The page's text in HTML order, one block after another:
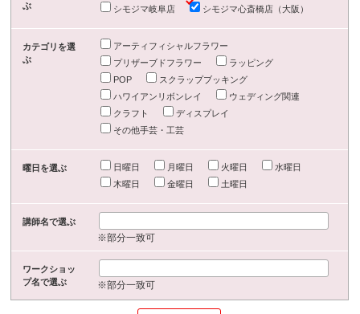
ぶ
シモジマ岐阜店
シモジマ心斎橋店（大阪）
カテゴリを選
ぶ
アーティフィシャルフラワー
プリザーブドフラワー
ラッピング
POP
スクラップブッキング
ハワイアンリボンレイ
ウェディング関連
クラフト
ディスプレイ
その他手芸・工芸
曜日を選ぶ 日曜日 月曜日 火曜日
水曜日
木曜日
金曜日 土曜日
講師名で選ぶ
※部分一致可
ワークショッ
プ名で選ぶ
※部分一致可